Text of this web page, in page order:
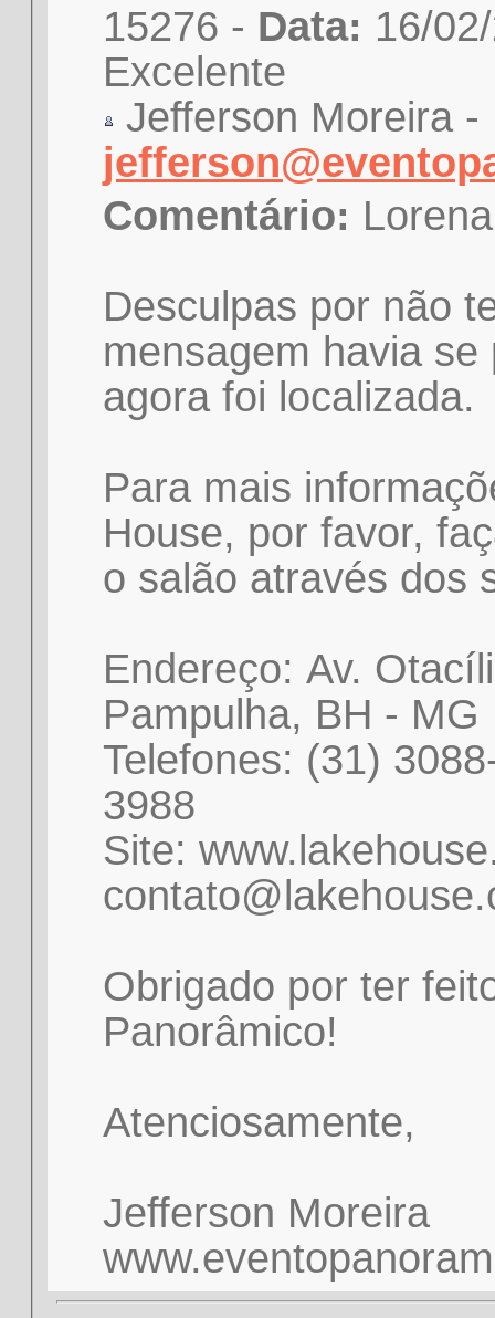
15276 - Data:
Excelente
Jefferson Moreira -
Comentário:
Desculpas por não
mensagem havia
agora foi localizada.
Para mais
House, por favor,
o salão através dos
Endereço: Av.
Pampulha, BH - MG
Telefones: (31)
3988
Site:
Obrigado por ter
Panorâmico!
Atenciosamente,
Jefferson Moreira